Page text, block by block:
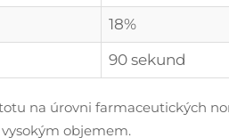
18%
90 sekund
na úrovni farmaceutických
objemem.